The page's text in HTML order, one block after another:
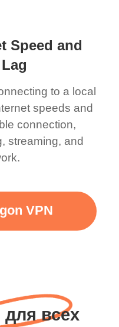
Speed and
to a local
speeds and
connection,
streaming, and
VPN
всех